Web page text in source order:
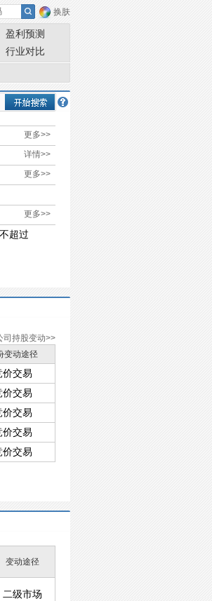
换肤
盈利预测
行业对比
更多>>
详情>>
更多>>
更多>>
超过
司持股变动>>
变动途径
价交易
价交易
价交易
价交易
价交易
变动途径
二级市场